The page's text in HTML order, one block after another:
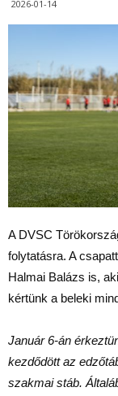
2026-01-14
A DVSC
folytatásra. A
Halmai Balázs is,
kértünk a beleki
Január 6-án
kezdődött az
szakmai stáb.